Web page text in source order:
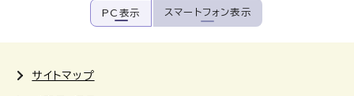
PC表示 スマートフォン表示
サイトマップ